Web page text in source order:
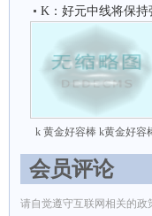
K：好元中线将保
k 黄金好容棒 k黄金好容
会员评论
请自觉遵守互联网相关的政